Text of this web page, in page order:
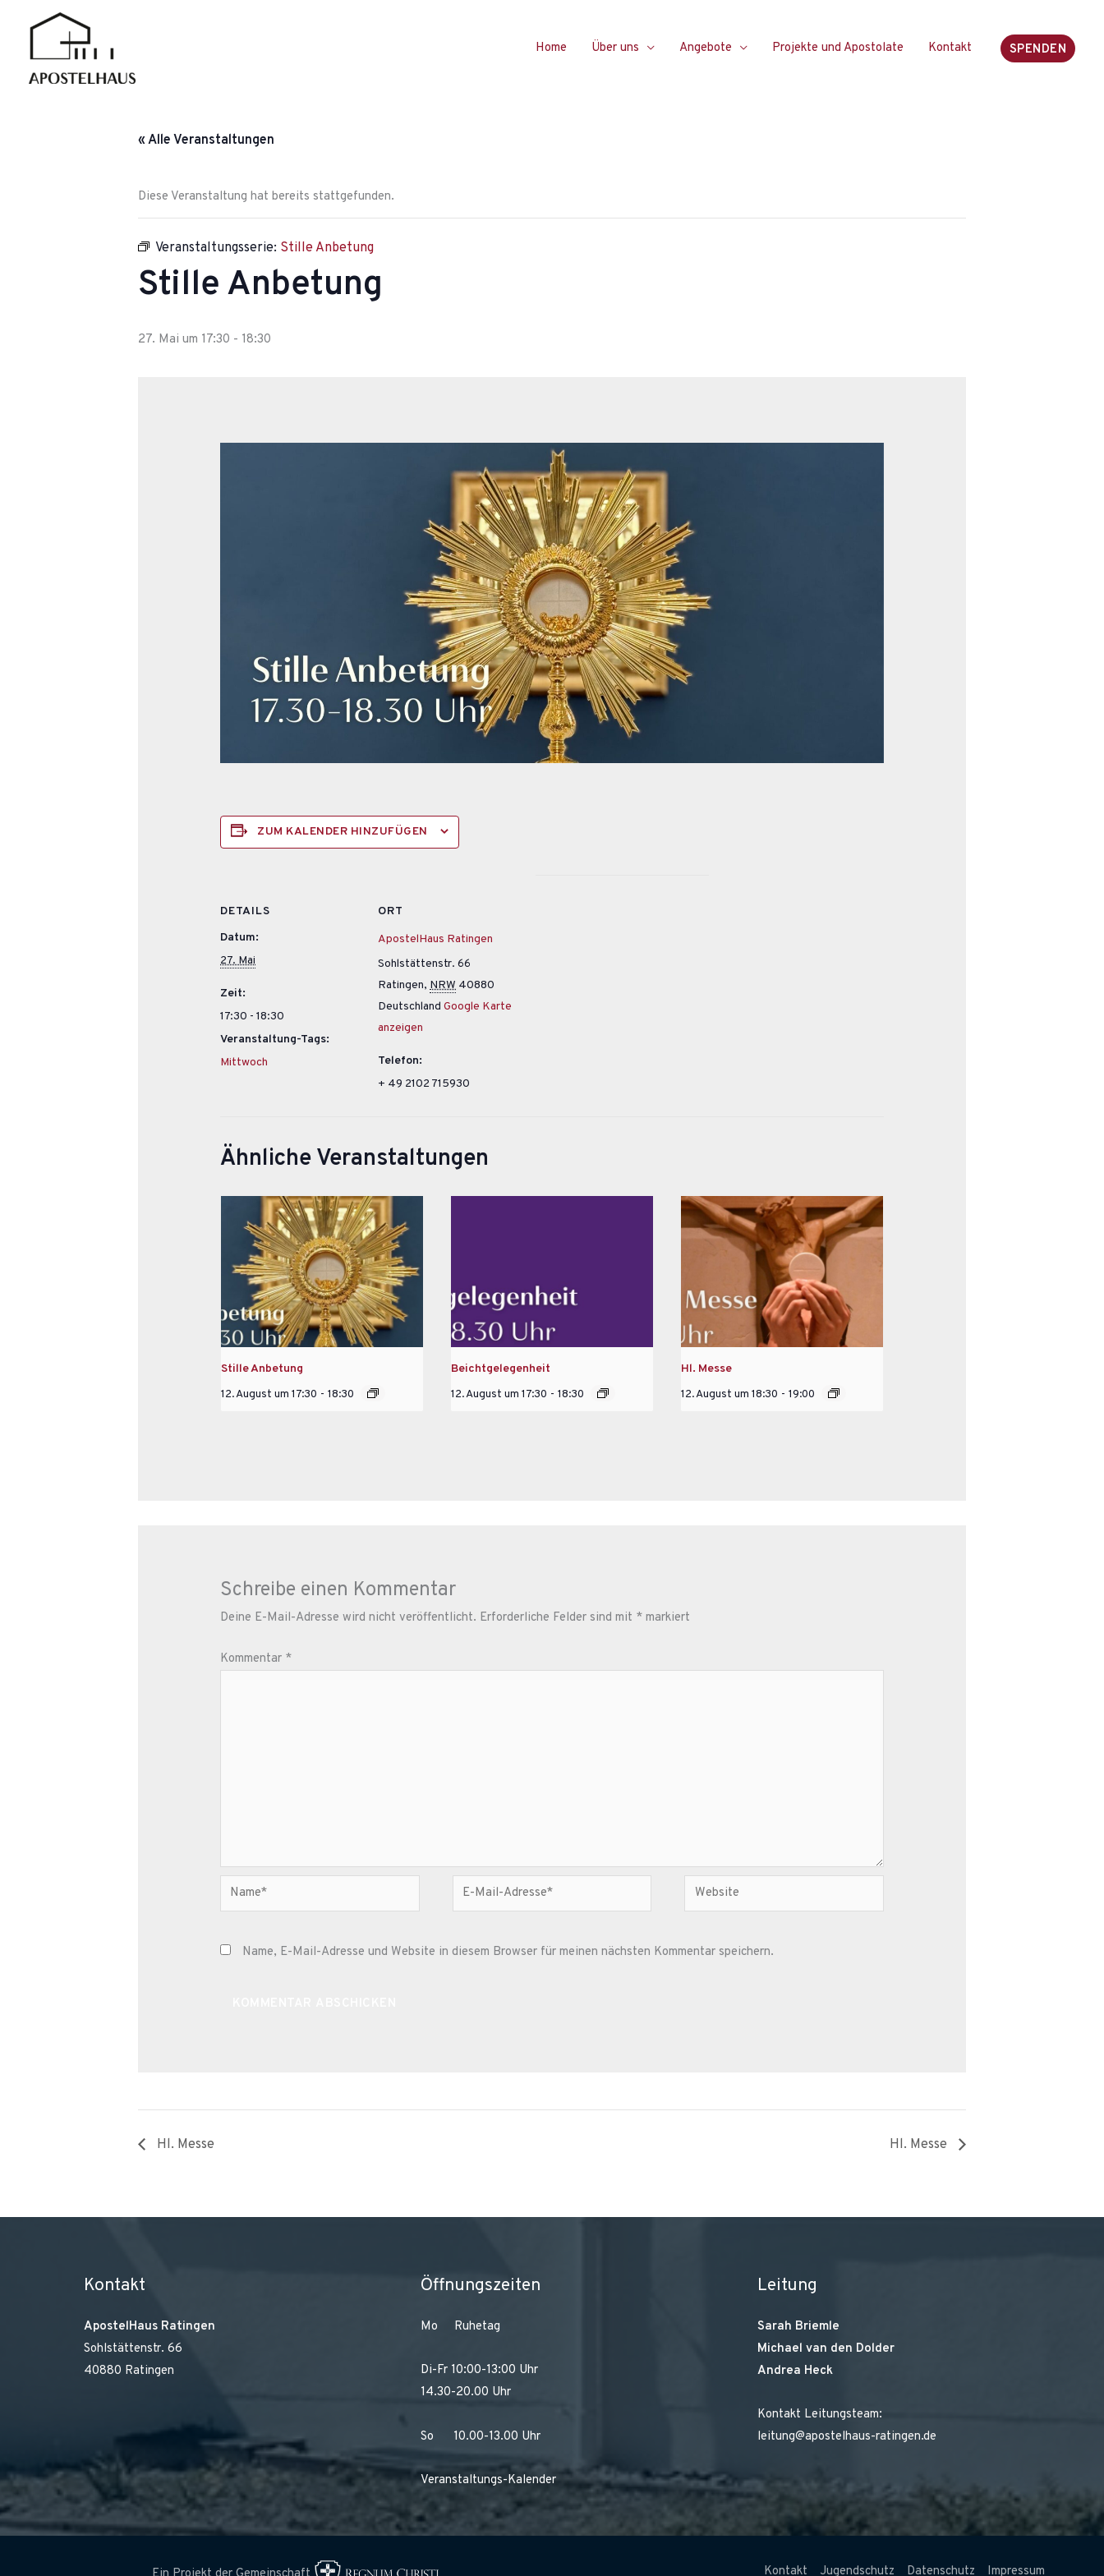
Inhalt
springen
Home Über uns Angebote Projekte und Apostolate Kontakt SPENDEN
« Alle Veranstaltungen
Diese Veranstaltung hat bereits stattgefunden.
Veranstaltungsserie: Stille Anbetung
Stille Anbetung
27. Mai um 17:30 - 18:30
ZUM KALENDER HINZUFÜGEN
DETAILS
Datum:
27. Mai
Zeit:
17:30 - 18:30
Veranstaltung-Tags:
Mittwoch
ORT
ApostelHaus Ratingen
Sohlstättenstr. 66
Ratingen, NRW 40880
Deutschland Google Karte
anzeigen
Telefon:
+ 49 2102 715930
Ähnliche Veranstaltungen
Stille Anbetung
12. August um 17:30 - 18:30
Beichtgelegenheit
12. August um 17:30 - 18:30
Hl. Messe
12. August um 18:30 - 19:00
Schreibe einen Kommentar
Deine E-Mail-Adresse wird nicht veröffentlicht. Erforderliche Felder sind mit * markiert
Kommentar *
Name*
E-
Mail-
Website
Name, E-Mail-Adresse und Website in diesem Browser für meinen nächsten Kommentar speichern.
Hl. Messe Hl. Messe
Kontakt
ApostelHaus Ratingen
Sohlstättenstr. 66
40880 Ratingen
Öffnungszeiten
Mo Ruhetag
Di-Fr 10:00-13:00 Uhr
14.30-20.00 Uhr
So 10.00-13.00 Uhr
Veranstaltungs-Kalender
Leitung
Sarah Briemle
Michael van den Dolder
Andrea Heck
Kontakt Leitungsteam:
leitung@apostelhaus-ratingen.de
Kontakt Jugendschutz Datenschutz Impressum